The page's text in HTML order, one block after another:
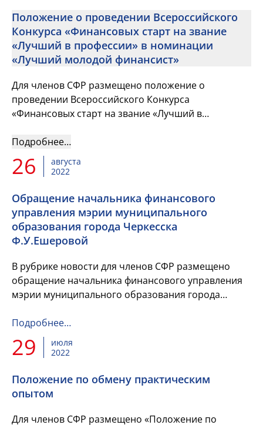
Положение о проведении Всероссийского
Конкурса «Финансовых старт на звание
«Лучший в профессии» в номинации
«Лучший молодой финансист»
Для членов СФР размещено положение о
проведении Всероссийского Конкурса
«Финансовых старт на звание «Лучший в
финансист» (утверждено 30 августа 2022 г.)
Подробнее…
26
августа
2022
Обращение начальника финансового
управления мэрии муниципального
образования города Черкесска
Ф.У.Ешеровой
В рубрике новости для членов СФР размещено
обращение начальника финансового управления
мэрии муниципального образования города
затрат на финансирование благоу...
Подробнее…
29
июля
2022
Положение по обмену практическим
опытом
Для членов СФР размещено «Положение по